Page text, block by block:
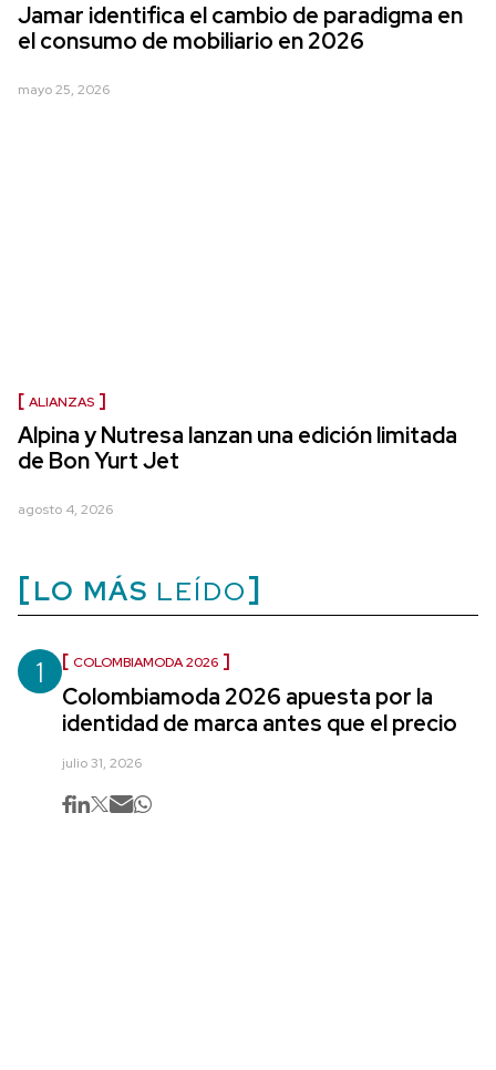
Jamar identifica el cambio de paradigma en
el consumo de mobiliario en 2026
mayo 25, 2026
ALIANZAS
Alpina y Nutresa lanzan una edición limitada
de Bon Yurt Jet
agosto 4, 2026
LO MÁS LEÍDO
1 COLOMBIAMODA 2026
Colombiamoda 2026 apuesta por la
identidad de marca antes que el precio
julio 31, 2026